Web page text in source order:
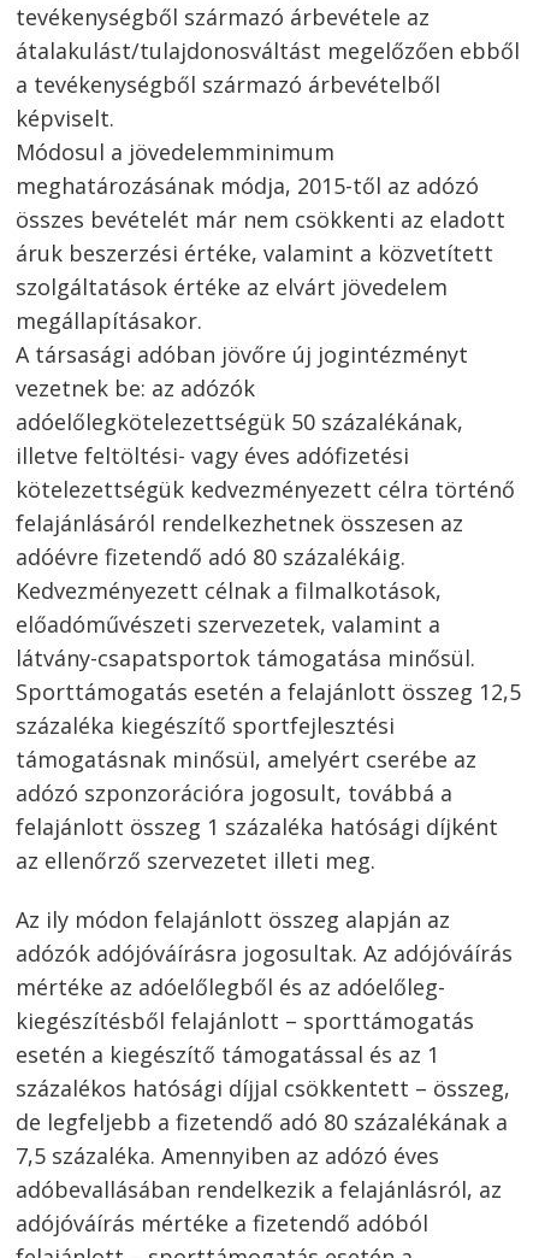
tevékenységből származó árbevétele az
átalakulást/tulajdonosváltást megelőzően ebből
a tevékenységből származó árbevételből
képviselt.
Módosul a jövedelemminimum
meghatározásának módja, 2015-től az adózó
összes bevételét már nem csökkenti az eladott
áruk beszerzési értéke, valamint a közvetített
szolgáltatások értéke az elvárt jövedelem
megállapításakor.
A társasági adóban jövőre új jogintézményt
vezetnek be: az adózók
adóelőlegkötelezettségük 50 százalékának,
illetve feltöltési- vagy éves adófizetési
kötelezettségük kedvezményezett célra történő
felajánlásáról rendelkezhetnek összesen az
adóévre fizetendő adó 80 százalékáig.
Kedvezményezett célnak a filmalkotások,
előadóművészeti szervezetek, valamint a
látvány-csapatsportok támogatása minősül.
Sporttámogatás esetén a felajánlott összeg 12,5
százaléka kiegészítő sportfejlesztési
támogatásnak minősül, amelyért cserébe az
adózó szponzorációra jogosult, továbbá a
felajánlott összeg 1 százaléka hatósági díjként
az ellenőrző szervezetet illeti meg.
Az ily módon felajánlott összeg alapján az
adózók adójóváírásra jogosultak. Az adójóváírás
mértéke az adóelőlegből és az adóelőleg-
kiegészítésből felajánlott – sporttámogatás
esetén a kiegészítő támogatással és az 1
százalékos hatósági díjjal csökkentett – összeg,
de legfeljebb a fizetendő adó 80 százalékának a
7,5 százaléka. Amennyiben az adózó éves
adóbevallásában rendelkezik a felajánlásról, az
adójóváírás mértéke a fizetendő adóból